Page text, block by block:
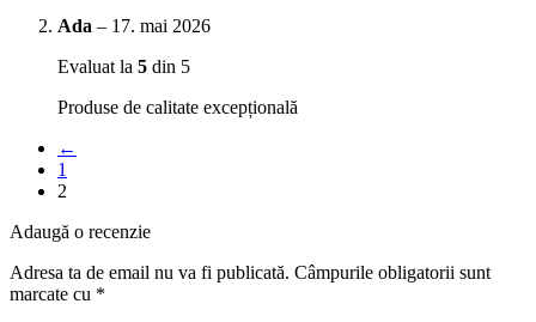
Ada – 17. mai 2026
Evaluat la 5 din 5
Produse de calitate excepțională
←
1
2
Adaugă o recenzie
Adresa ta de email nu va fi publicată. Câmpurile obligatorii sunt
marcate cu *